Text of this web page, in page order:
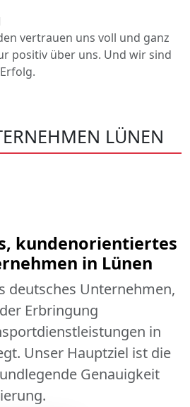
vertrauen uns voll und ganz
positiv über uns. Und wir sind
LÜNEN
kundenorientiertes
in Lünen
deutsches Unternehmen,
Erbringung
in
Unser Hauptziel ist die
Genauigkeit